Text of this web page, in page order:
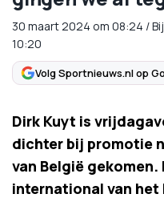
30 maart 2024 om 08:24 /
10:20
Volg Sportnieuws.nl op
Dirk Kuyt is
dichter bij promotie
van België gekomen.
international van